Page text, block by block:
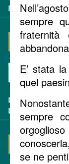
sempre
E’ stata
quel
sempre
se ne